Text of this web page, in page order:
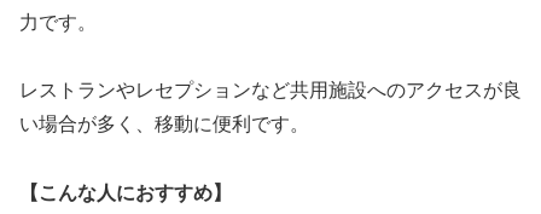
力です。
レストランやレセプションなど共用施設へのアクセスが良
い場合が多く、移動に便利です。
【こんな人におすすめ】